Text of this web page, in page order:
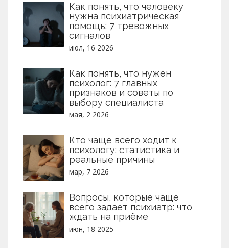
Как понять, что человеку
нужна психиатрическая
помощь: 7 тревожных
сигналов
июл, 16 2026
Как понять, что нужен
психолог: 7 главных
признаков и советы по
выбору специалиста
мая, 2 2026
Кто чаще всего ходит к
психологу: статистика и
реальные причины
мар, 7 2026
Вопросы, которые чаще
всего задает психиатр: что
ждать на приёме
июн, 18 2025